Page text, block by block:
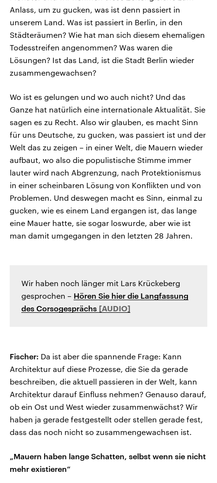
Anlass, um zu gucken, was ist denn passiert in
unserem Land. Was ist passiert in Berlin, in den
Städteräumen? Wie hat man sich diesem ehemaligen
Todesstreifen angenommen? Was waren die
Lösungen? Ist das Land, ist die Stadt Berlin wieder
zusammengewachsen?
Wo ist es gelungen und wo auch nicht? Und das
Ganze hat natürlich eine internationale Aktualität. Sie
sagen es zu Recht. Also wir glauben, es macht Sinn
für uns Deutsche, zu gucken, was passiert ist und der
Welt das zu zeigen – in einer Welt, die Mauern wieder
aufbaut, wo also die populistische Stimme immer
lauter wird nach Abgrenzung, nach Protektionismus
in einer scheinbaren Lösung von Konflikten und von
Problemen. Und deswegen macht es Sinn, einmal zu
gucken, wie es einem Land ergangen ist, das lange
eine Mauer hatte, sie sogar loswurde, aber wie ist
man damit umgegangen in den letzten 28 Jahren.
Wir haben noch länger mit Lars Krückeberg
gesprochen – Hören Sie hier die Langfassung
des Corsogesprächs
Fischer: Da ist aber die spannende Frage: Kann
Architektur auf diese Prozesse, die Sie da gerade
beschreiben, die aktuell passieren in der Welt, kann
Architektur darauf Einfluss nehmen? Genauso darauf,
ob ein Ost und West wieder zusammenwächst? Wir
haben ja gerade festgestellt oder stellen gerade fest,
dass das noch nicht so zusammengewachsen ist.
„Mauern haben lange Schatten, selbst wenn sie nicht
mehr existieren“